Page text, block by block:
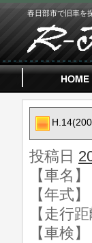
春日部市で旧車を
投稿日
【車名
【年式
【走行
【車検